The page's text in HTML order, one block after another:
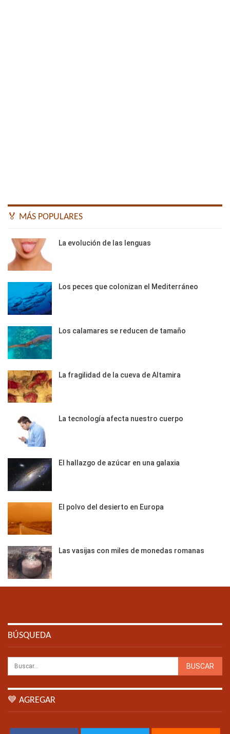
🏅 MÁS POPULARES
La evolución de las lenguas
Los peces que colonizan el Mediterráneo
Los calamares se reducen de tamaño
La fragilidad de la cueva de Altamira
La tecnología afecta nuestro cuerpo
El hallazgo de azúcar en una galaxia
El polvo del desierto en Europa
Las vasijas con miles de monedas romanas
BÚSQUEDA
💙 AGREGAR